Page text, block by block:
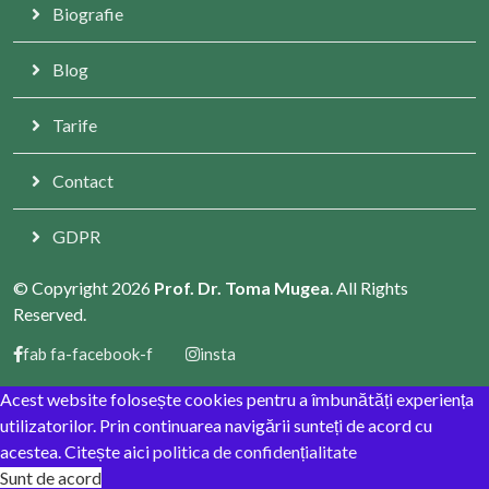
Biografie
Blog
Tarife
Contact
GDPR
© Copyright 2026 Prof. Dr. Toma Mugea . All Rights
Reserved.
fab fa-facebook-f insta
Acest website folosește cookies pentru a îmbunătăți experiența
utilizatorilor. Prin continuarea navigării sunteți de acord cu
acestea. Citește aicipolitica de confidențialitate
Sunt de acord